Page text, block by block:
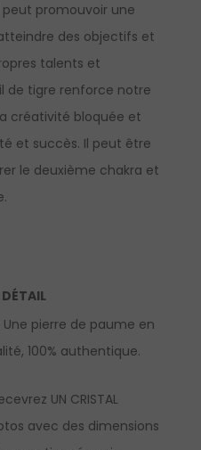
promouvoir une
des objectifs et
talents et
de tigre renforce notre
créativité bloquée et
et succès. Il peut être
le deuxième chakra et
Une pierre de paume en
100% authentique.
UN CRISTAL
avec des dimensions